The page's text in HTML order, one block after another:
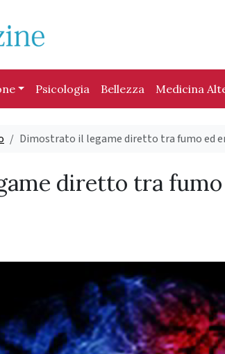
Psicologia Bellezza Medicina
Dimostrato il legame diretto tra fumo ed
diretto tra